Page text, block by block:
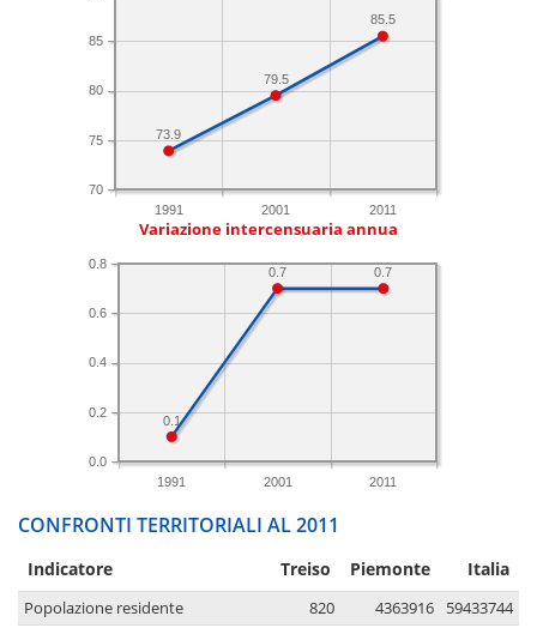
1991 2001 2011
70
75
80
85
85.5
79.5
73.9
Variazione intercensuaria annua
1991 2001 2011
0.0
0.2
0.4
0.6
0.8
0.7
0.7
0.1
CONFRONTI TERRITORIALI AL 2011
Indicatore Treiso Piemonte Italia
Popolazione residente 820 4363916
59433744